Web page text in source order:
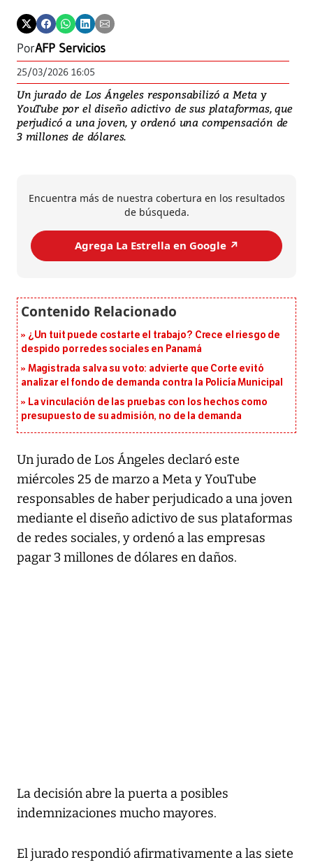
PorAFP Servicios
25/03/2026 16:05
Un jurado de Los Ángeles responsabilizó a Meta y
YouTube por el diseño adictivo de sus plataformas, que
perjudicó a una joven, y ordenó una compensación de
3 millones de dólares.
Encuentra más de nuestra cobertura en los resultados
de búsqueda.
Agrega La Estrella en Google ↗️
¿Un tuit puede costarte el trabajo? Crece el riesgo de
despido por redes sociales en Panamá
Magistrada salva su voto: advierte que Corte evitó
analizar el fondo de demanda contra la Policía Municipal
La vinculación de las pruebas con los hechos como
presupuesto de su admisión, no de la demanda
Un jurado de Los Ángeles declaró este
miércoles 25 de marzo a Meta y YouTube
responsables de haber perjudicado a una joven
mediante el diseño adictivo de sus plataformas
de redes sociales, y ordenó a las empresas
pagar 3 millones de dólares en daños.
La decisión abre la puerta a posibles
indemnizaciones mucho mayores.
El jurado respondió afirmativamente a las siete